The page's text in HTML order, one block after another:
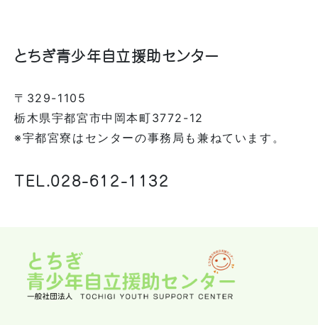
とちぎ青少年自立援助センター
〒329-1105
栃木県宇都宮市中岡本町3772-12
※宇都宮寮はセンターの事務局も兼ねています。
TEL.028-612-1132